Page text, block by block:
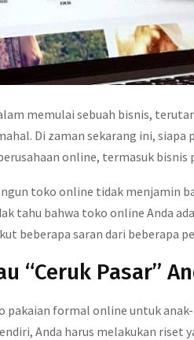
memulai sebuah bisnis,
Di zaman sekarang ini,
online, termasuk bisnis
toko online tidak menjamin
tahu bahwa toko online Anda
beberapa saran dari beberapa
“Ceruk Pasar”
pakaian formal online untuk
Anda harus melakukan